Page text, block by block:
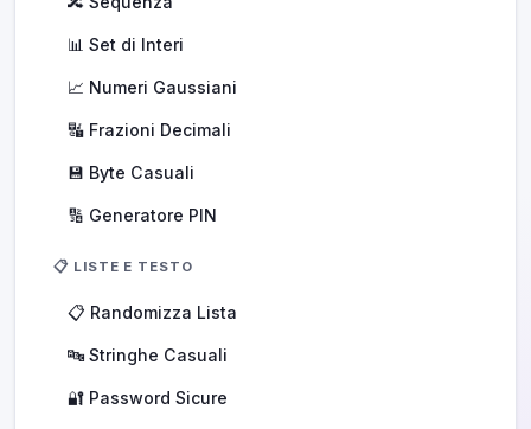
📊 Set di Interi
📈 Numeri Gaussiani
🔣 Frazioni Decimali
💾 Byte Casuali
🔢 Generatore PIN
📋 LISTE E TESTO
📋 Randomizza Lista
🔤 Stringhe Casuali
🔐 Password Sicure